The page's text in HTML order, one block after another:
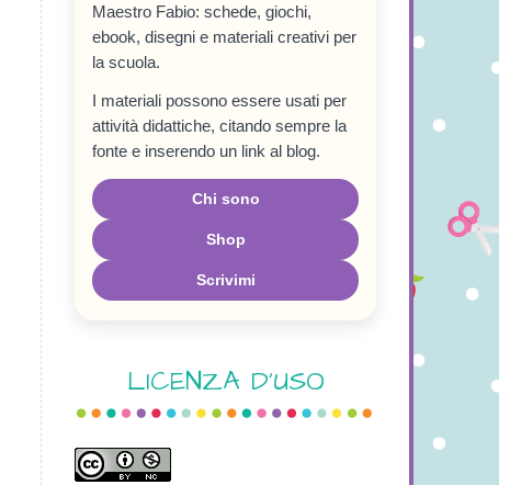
Maestro Fabio: schede, giochi,
ebook, disegni e materiali creativi per
la scuola.
I materiali possono essere usati per
attività didattiche, citando sempre la
fonte e inserendo un link al blog.
Chi sono
Shop
Scrivimi
LICENZA D'USO